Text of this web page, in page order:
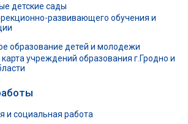
детские сады
развивающего обучения и
образование детей и молодежи
учреждений образования г.Гродно и
и социальная работа